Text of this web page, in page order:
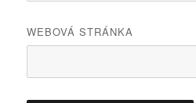
WEBOVÁ STRÁNKA